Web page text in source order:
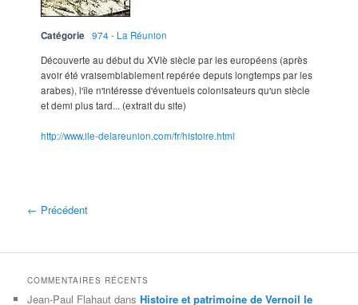
Catégorie
974 - La Réunion
Découverte au début du XVlè siècle par les européens (après
avoir été vraisemblablement repérée depuis longtemps par les
arabes), l'île n'intéresse d'éventuels colonisateurs qu'un siècle
et demi plus tard... (extrait du site)
http://www.ile-delareunion.com/fr/histoire.html
← Précédent
COMMENTAIRES RÉCENTS
Jean-Paul Flahaut dansHistoire et patrimoine de Vernoil le